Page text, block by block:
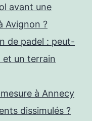
avant une
Avignon ?
de padel : peut-
et un terrain
à Annecy
dissimulés ?